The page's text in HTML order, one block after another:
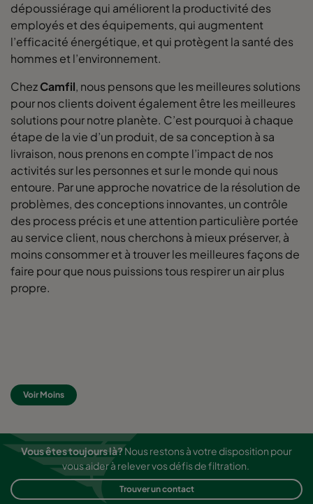
dépoussiérage qui améliorent la productivité des
employés et des équipements, qui augmentent
l’efficacité énergétique, et qui protègent la santé des
hommes et l’environnement.
ChezCamfil, nous pensons que les meilleures solutions
pour nos clients doivent également être les meilleures
solutions pour notre planète. C’est pourquoi à chaque
étape de la vie d’un produit, de sa conception à sa
livraison, nous prenons en compte l’impact de nos
activités sur les personnes et sur le monde qui nous
entoure. Par une approche novatrice de la résolution de
problèmes, des conceptions innovantes, un contrôle
des process précis et une attention particulière portée
au service client, nous cherchons à mieux préserver, à
moins consommer et à trouver les meilleures façons de
faire pour que nous puissions tous respirer un air plus
propre.
Voir Moins
Vous êtes toujours là?Nous restons à votre disposition pour
vous aider à relever vos défis de filtration.
Trouver un contact